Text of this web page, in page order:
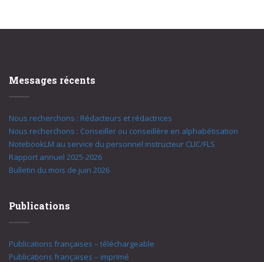
Messages récents
Nous recherchons : Rédacteurs et rédactrices
Nous recherchons : Conseiller ou conseillère en alphabétisation
NotebookLM au service du personnel instructeur CLIC/FLS
Rapport annuel 2025-2026
Bulletin du mois de juin 2026
Publications
Publications françaises – téléchargeable
Publications françaises – imprimé